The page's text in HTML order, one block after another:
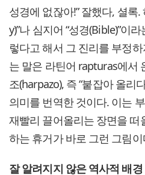
성경에 없잖아!” 잘했다, 셜록
y)”나 심지어 “성경(Bible)”이
렇다고 해서 그 진리를 부정
는 말은 라틴어 rapturas에서
조(harpazo), 즉 “붙잡아 올리
의미를 번역한 것이다. 이는
재빨리 끌어올리는 장면을 떠
하는 휴거가 바로 그런 그림이
잘 알려지지 않은 역사적 배경